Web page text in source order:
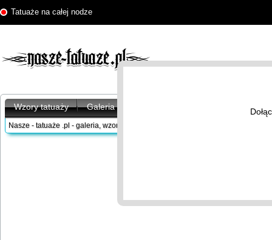
Tatuaże na całej nodze
Wzory tatuaży Galeria tatuaży Znaczenie
Nasze - tatuaże .pl - galeria, wzory tatuaży